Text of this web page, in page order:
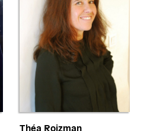
Théa Rojzman